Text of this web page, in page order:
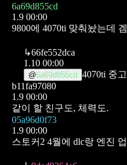
6a69d855cd
1.9 00:00
9800에 4070ti 맞춰놨는데
↳66fe552dca
1.10 00:00
@6a69d855cd 4070ti 중
b11fa97080
1.9 00:00
같이 할 친구도, 체력도.
05a96d0f73
1.9 00:00
스토커2 4월에 dlc랑 엔진